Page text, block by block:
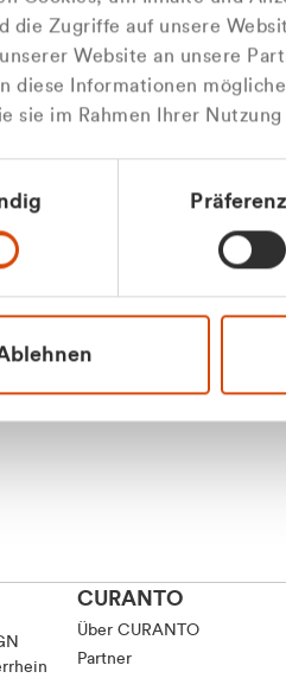
die Zugriffe auf unsere
Website an unsere
diese Informationen
sie im Rahmen Ihrer
gehören
Privatkunde (inkl.
Geschäftskunde (exkl.
Angebot?
CURANTO
Über CURANTO
Partner